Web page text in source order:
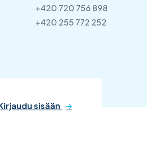
+420 720 756 898
+420 255 772 252
sisään